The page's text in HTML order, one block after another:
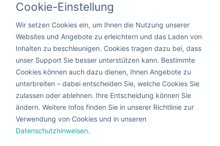
Erzeugt eine hohe Vertrauensbasis
Schützt vor der Schließung Ihrer
Gastronomie
Da hier keiner die Räume verlassen muss, kann die
Corona Desinfektion mit giftfreien flüssigen
Mitteln nebenbei durchgeführt werden.
Kita & Schule
Cookie-Einstellung
Wir setzen Cookies ein, um Ihnen die Nutzung unserer
Websites und Angebote zu erleichtern und das Laden von
Inhalten zu beschleunigen. Cookies tragen dazu bei, dass
unser Support Sie besser unterstützen kann. Bestimmte
Cookies können auch dazu dienen, Ihnen Angebote zu
unterbreiten – dabei entscheiden Sie, welche Cookies Sie
zulassen oder ablehnen. Ihre Entscheidung können Sie
ändern. Weitere Infos finden Sie in unserer Richtlinie zur
Verwendung von Cookies und in unseren
Datenschutzhinweisen.